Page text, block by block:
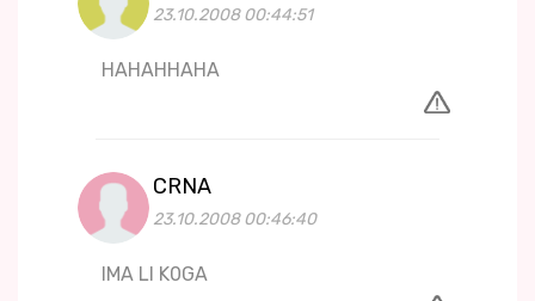
23.10.2008 00:44:51
HAHAHHAHA
CRNA
23.10.2008 00:46:40
IMA LI K0GA